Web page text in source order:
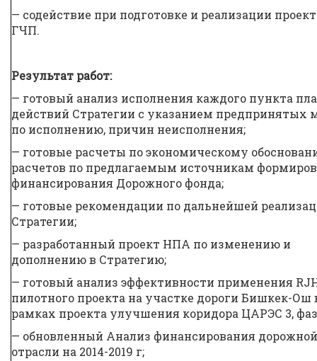
— содействие при подготовке и реализации
ГЧП.
Результат работ:
— готовый анализ исполнения каждого пункта
действий Стратегии с указанием предпринятых
по исполнению, причин неисполнения;
— готовые расчеты по экономическому
расчетов по предлагаемым источникам
финансирования Дорожного фонда;
— готовые рекомендации по дальнейшей
Стратегии;
— разработанный проект НПА по изменению и
дополнению в Стратегию;
— готовый анализ эффективности применения
пилотного проекта на участке дороги Бишкек-Ош
рамках проекта улучшения коридора ЦАРЭС 3,
— обновленный Анализ финансирования дорожной
отрасли на 2014-2019 г;